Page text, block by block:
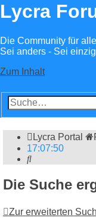
Lycra
Die Community für
Sei anders - Sei
Zum Inhalt
Lycra Portal
17:07:51
Suche
Die Suche
Zur erweiterten